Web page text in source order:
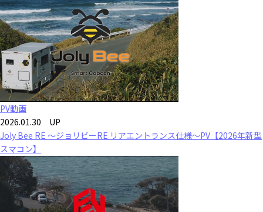
PV動画
2026.01.30 UP
Joly Bee RE ～ジョリビーRE リアエントランス仕様～PV【2026年新型
スマコン】